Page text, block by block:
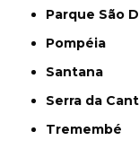
Parque São
Pompéia
Santana
Serra da
Tremembé